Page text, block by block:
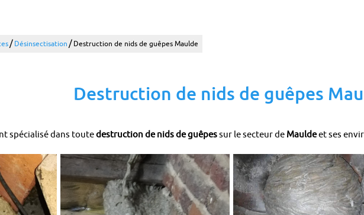
/Désinsectisation/Destruction de nids de guêpes Maulde
Destruction de nids de guêpes
spécialisé dans toutedestruction de nids de guêpessur le secteur de Mauldeet ses